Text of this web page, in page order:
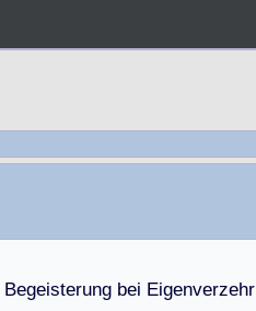
Begeisterung bei Eigenverzehr